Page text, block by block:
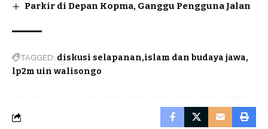
Parkir di Depan Kopma, Ganggu Pengguna Jalan
TAGGED: diskusi selapanan islam dan budaya jawa
lp2m uin walisongo